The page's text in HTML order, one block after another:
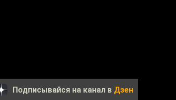
Подписывайся на канал в Дзен